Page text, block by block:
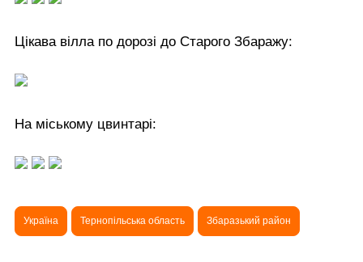
Цікава вілла по дорозі до Старого Збаражу:
На міському цвинтарі:
Україна Тернопільська область Збаразький район